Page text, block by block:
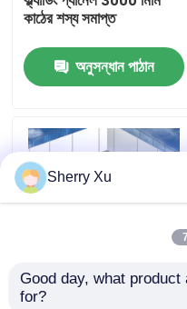
কারখানা ভ্রমণ
মান নিয়ন্ত্রণ
আমাদের সাথে যোগাযোগ করুন
খবর
একটি উদ্ধৃতি অনুরোধ
কাঠের শস্য সমাপ্ত
অনুসন্ধান পাঠান
ফায়ারপ্রুফ ওয়াটারপ্রুফ
Sherry Xu
Good day, what product
for?